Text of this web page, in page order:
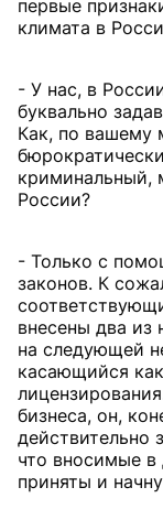
первые
климата в
- У нас, в
буквально
Как, по вашему
криминальный,
России?
- Только с
законов. К
внесены два из
на следующей
касающийся
бизнеса, он,
действительно
что вносимые в
приняты и